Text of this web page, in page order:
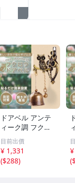
ドアベル アンテ
ィーク調 フクロ
ウ マグネット付
粘着テープ付 ド
アチャイム ドア
ベル 呼び鈴 防犯
目前出價
¥ 1,331
($288)
(